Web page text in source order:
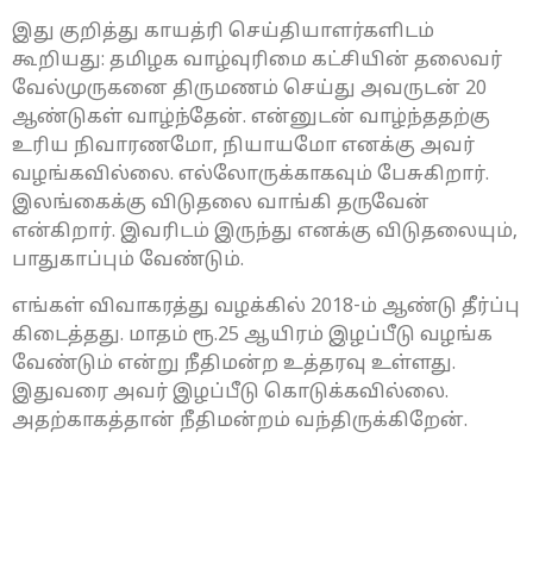
இது குறித்து காயத்ரி செய்தியாளர்களிடம்
கூறியது: தமிழக வாழ்வுரிமை கட்சியின் தலைவர்
வேல்முருகனை திருமணம் செய்து அவருடன் 20
ஆண்டுகள் வாழ்ந்தேன். என்னுடன் வாழ்ந்ததற்கு
உரிய நிவாரணமோ, நியாயமோ எனக்கு அவர்
வழங்கவில்லை. எல்லோருக்காகவும் பேசுகிறார்.
இலங்கைக்கு விடுதலை வாங்கி தருவேன்
என்கிறார். இவரிடம் இருந்து எனக்கு விடுதலையும்,
பாதுகாப்பும் வேண்டும்.
எங்கள் விவாகரத்து வழக்கில் 2018-ம் ஆண்டு தீர்ப்பு
கிடைத்தது. மாதம் ரூ.25 ஆயிரம் இழப்பீடு வழங்க
வேண்டும் என்று நீதிமன்ற உத்தரவு உள்ளது.
இதுவரை அவர் இழப்பீடு கொடுக்கவில்லை.
அதற்காகத்தான் நீதிமன்றம் வந்திருக்கிறேன்.